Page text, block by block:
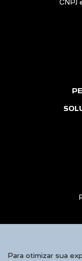
CNPJ
Para otimizar sua